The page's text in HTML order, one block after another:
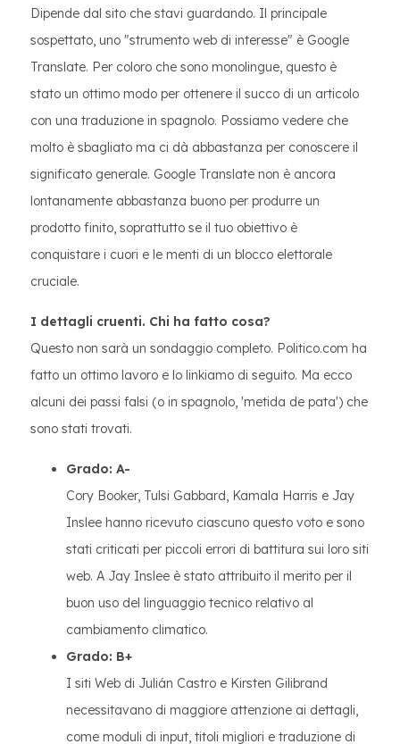
Dipende dal sito che stavi guardando. Il principale
sospettato, uno "strumento web di interesse" è Google
Translate. Per coloro che sono monolingue, questo è
stato un ottimo modo per ottenere il succo di un articolo
con una traduzione in spagnolo. Possiamo vedere che
molto è sbagliato ma ci dà abbastanza per conoscere il
significato generale. Google Translate non è ancora
lontanamente abbastanza buono per produrre un
prodotto finito, soprattutto se il tuo obiettivo è
conquistare i cuori e le menti di un blocco elettorale
cruciale.
I dettagli cruenti. Chi ha fatto cosa?
Questo non sarà un sondaggio completo. Politico.com ha
fatto un ottimo lavoro e lo linkiamo di seguito. Ma ecco
alcuni dei passi falsi (o in spagnolo, 'metida de pata') che
sono stati trovati.
Grado: A-
Cory Booker, Tulsi Gabbard, Kamala Harris e Jay
Inslee hanno ricevuto ciascuno questo voto e sono
stati criticati per piccoli errori di battitura sui loro siti
web. A Jay Inslee è stato attribuito il merito per il
buon uso del linguaggio tecnico relativo al
cambiamento climatico.
Grado: B+
I siti Web di Julián Castro e Kirsten Gilibrand
necessitavano di maggiore attenzione ai dettagli,
come moduli di input, titoli migliori e traduzione di